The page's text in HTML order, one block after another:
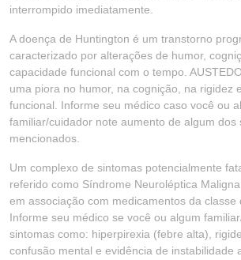
interrompido imediatamente.
A doença de Huntington é um transtorno
caracterizado por alterações de humor,
capacidade funcional com o tempo.
uma piora no humor, na cognição, na rigidez
funcional. Informe seu médico caso você ou
familiar/cuidador note aumento de algum dos
mencionados.
Um complexo de sintomas potencialmente
referido como Síndrome Neuroléptica
em associação com medicamentos da classe
Informe seu médico se você ou algum
sintomas como: hiperpirexia (febre alta),
confusão mental e evidência de instabilidade